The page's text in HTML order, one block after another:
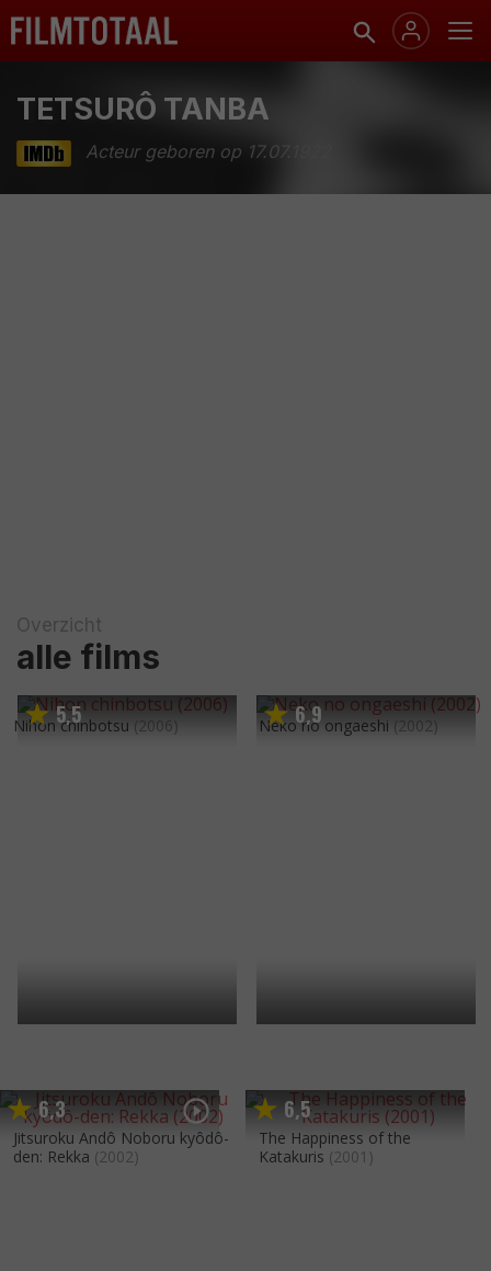
TETSURÔ TANBA
Acteur geboren op 17.07.1922
Overzicht
alle films
5,5
Nihon chinbotsu (2006) 6,9
Neko no ongaeshi (2002)
6,3
Jitsuroku Andô Noboru kyôdô-
den: Rekka (2002)
6,5
The Happiness of the
Katakuris (2001)